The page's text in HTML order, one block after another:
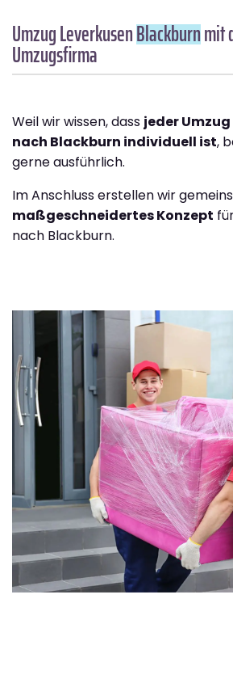
Umzug LeverkusenBlackburnmit
Umzugsfirma
Weil wir wissen, dass jeder
nach Blackburn individuell ist,
gerne ausführlich.
Im Anschluss erstellen wir
maßgeschneidertes Konzept
nach Blackburn.